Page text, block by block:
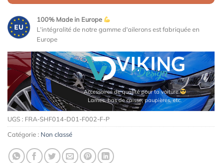
100% Made in Europe
L'intégralité de notre gamme d'ailerons est fabriquée en
Europe
Accessoires de qualité pour ta voiture
Lames, bas de caisse, paupières, etc.
UGS : FRA-SHF014-D01-F002-F-P
Catégorie : Non classé